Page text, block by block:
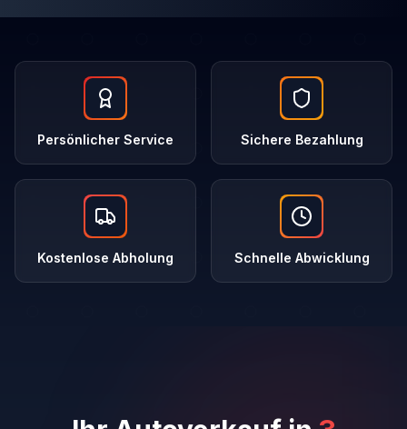
Persönlicher Service Sichere Bezahlung
Kostenlose Abholung Schnelle Abwicklung